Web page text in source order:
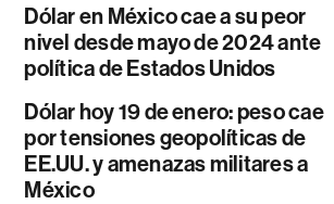
Dólar en México cae a su peor
nivel desde mayo de 2024 ante
política de Estados Unidos
Dólar hoy 19 de enero: peso cae
por tensiones geopolíticas de
EE.UU. y amenazas militares a
México